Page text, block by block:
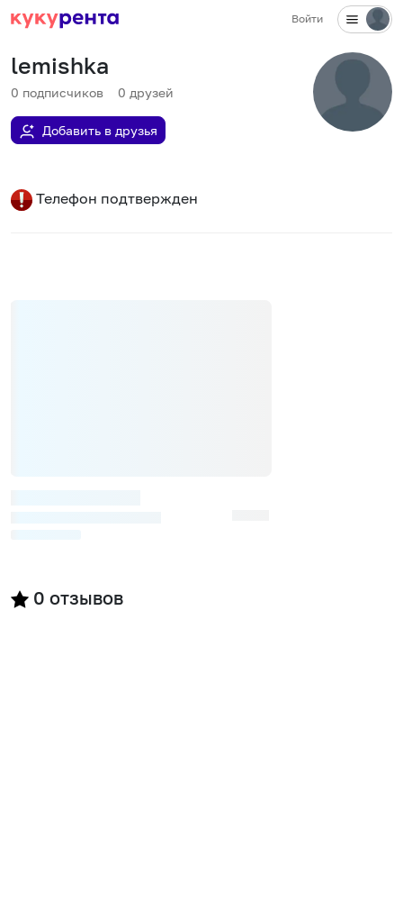
Войти
lemishka
0 подписчиков 0 друзей
Добавить в друзья
Телефон подтвержден
0 отзывов